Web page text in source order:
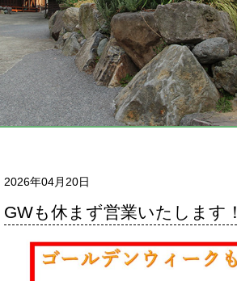
2026年04月20日
GWも休まず営業いたします！